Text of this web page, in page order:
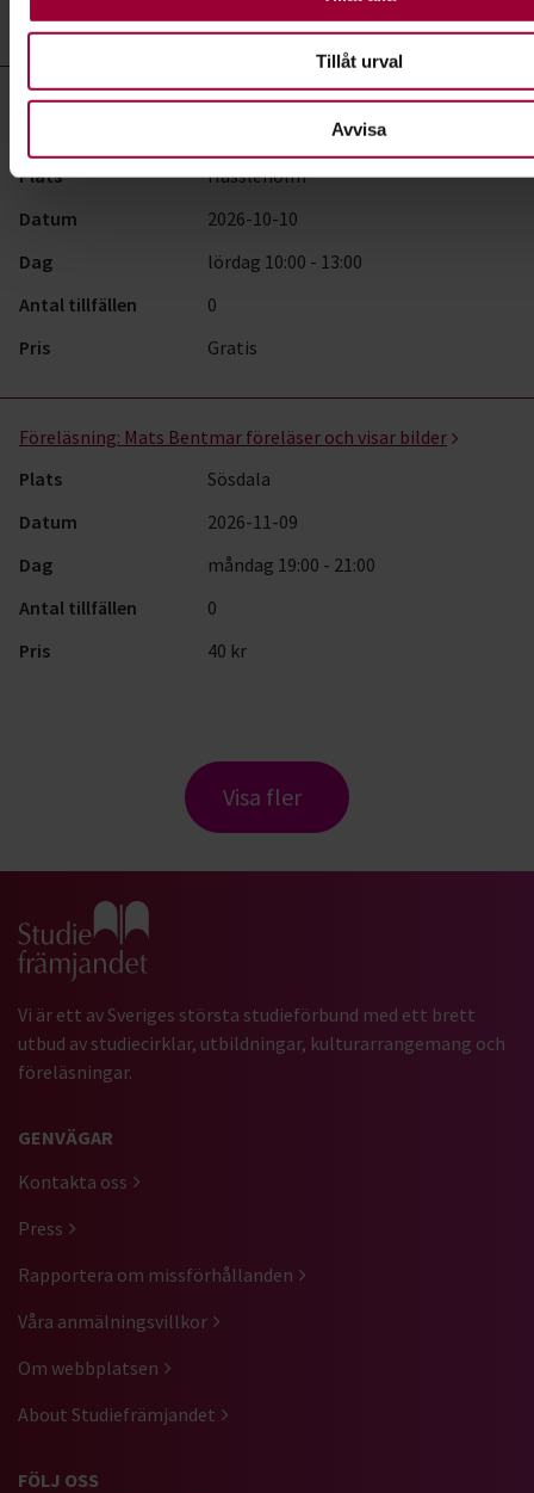
Tillåt urval
Avvisa
Pris
Gratis
Föreläsning:Vi lär dig laga mat utomhus i höstskogen,
Plats
Hässleholm
Datum
2026-10-10
Dag
lördag 10:00 - 13:00
Antal tillfällen
0
Pris
Gratis
Föreläsning: Mats Bentmar föreläser och visar bilder
Plats
Sösdala
Datum
2026-11-09
Dag
måndag 19:00 - 21:00
Antal tillfällen
0
Pris
40 kr
Visa fler
Gå till studiefrämjandets startsida
Vi är ett av Sveriges största studieförbund med ett brett
utbud av studiecirklar, utbildningar, kulturarrangemang och
föreläsningar.
GENVÄGAR
Kontakta oss
Press
Rapportera om missförhållanden
Våra anmälningsvillkor
Om webbplatsen
About Studiefrämjandet
FÖLJ OSS